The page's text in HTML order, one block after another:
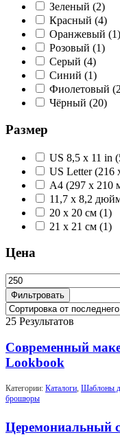
Зеленый (2)
Красный (4)
Оранжевый (1)
Розовый (1)
Серый (4)
Синий (1)
Фиолетовый
Чёрный (20)
Размер
US 8,5 x 11 in
US Letter (216
А4 (297 x 210
11,7 х 8,2
20 x 20 см (1)
21 x 21 см (1)
Цена
Минимальная
цена
Фильтровать
25 Результатов
Современный
Lookbook
Категории: Каталоги, Шаблоны
брошюры
Церемониальный